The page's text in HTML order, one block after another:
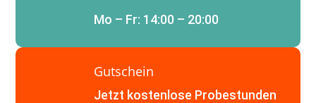
Mo – Fr: 14:00 – 20:00
Gutschein
Jetzt kostenlose Probestunden